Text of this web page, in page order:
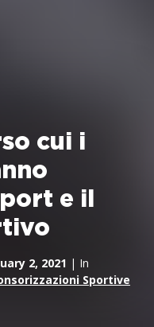
cui i
e il
2, 2021 | In
Sportive